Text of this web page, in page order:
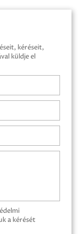
kéréseit,
küldje el
a kérését